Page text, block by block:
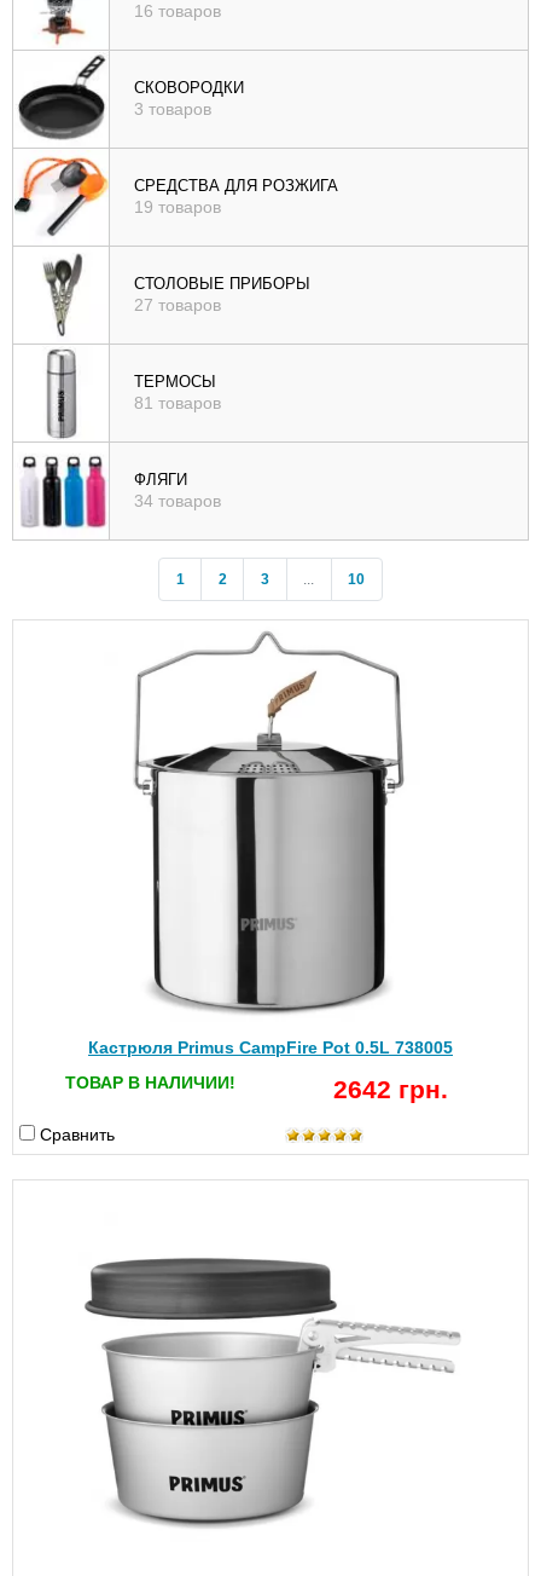
16 товаров
СКОВОРОДКИ
3 товаров
СРЕДСТВА ДЛЯ РОЗЖИГА
19 товаров
СТОЛОВЫЕ ПРИБОРЫ
27 товаров
ТЕРМОСЫ
81 товаров
ФЛЯГИ
34 товаров
1 2 3 10
Кастрюля Primus CampFire Pot 0.5L 738005
ТОВАР В НАЛИЧИИ!
2642 грн.
Сравнить